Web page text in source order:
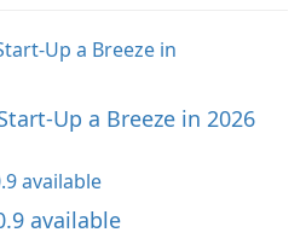
Up a Breeze in 2026
available